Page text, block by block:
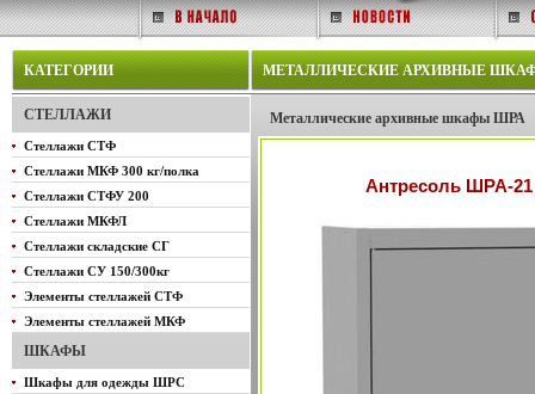
КАТЕГОРИИ
СТЕЛЛАЖИ
Стеллажи СТФ
Стеллажи МКФ 300 кг/полка
Стеллажи СТФУ 200
Стеллажи МКФЛ
Стеллажи складские СГ
Стеллажи СУ 150/300кг
Элементы стеллажей СТФ
Элементы стеллажей МКФ
ШКАФЫ
Шкафы для одежды ШРС
МЕТАЛЛИЧЕСКИЕ АРХИВНЫЕ
Металлические архивные шкафы ШРА
Антресоль ШРА-